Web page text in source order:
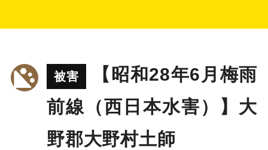
被害
【昭和28年6月梅雨
前線（西日本水害）】大
野郡大野村土師